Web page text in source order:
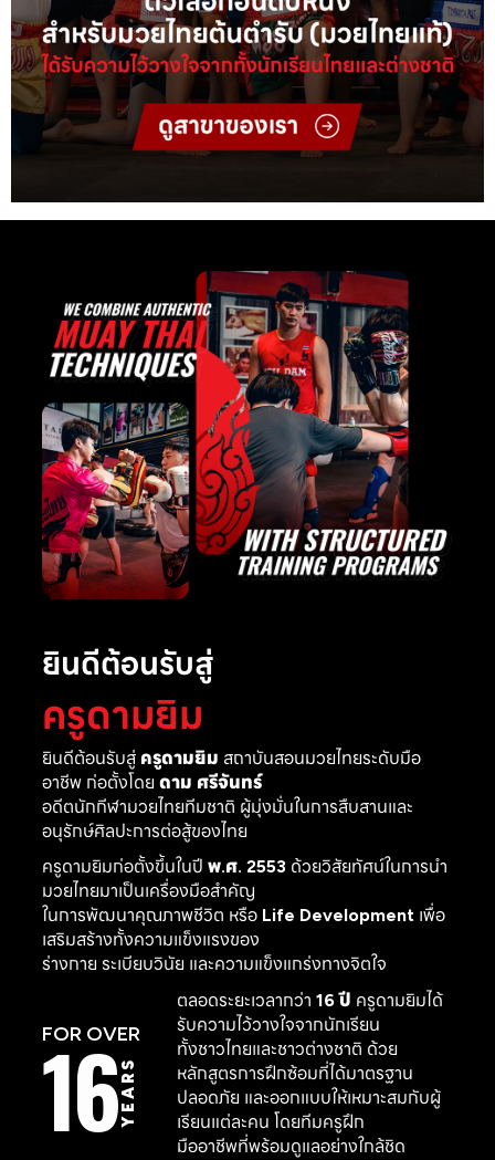
ยินดีต้อนรับสู่
ครูดามยิม
ยินดีต้อนรับสู่ ครูดามยิม สถาบันสอนมวยไทยระดับมือ
อาชีพ ก่อตั้งโดย ดาม ศรีจันทร์
อดีตนักกีฬามวยไทยทีมชาติ ผู้มุ่งมั่นในการสืบสานและ
อนุรักษ์ศิลปะการต่อสู้ของไทย
ครูดามยิมก่อตั้งขึ้นในปี พ.ศ. 2553ด้วยวิสัยทัศน์ในการนำ
มวยไทยมาเป็นเครื่องมือสำคัญ
ในการพัฒนาคุณภาพชีวิต หรือ Life Developmentเพื่อ
เสริมสร้างทั้งความแข็งแรงของ
ร่างกาย ระเบียบวินัย และความแข็งแกร่งทางจิตใจ
FOR OVER
16YEARS
ตลอดระยะเวลากว่า 16 ปี ครูดามยิมได้
รับความไว้วางใจจากนักเรียน
ทั้งชาวไทยและชาวต่างชาติ ด้วย
หลักสูตรการฝึกซ้อมที่ได้มาตรฐาน
ปลอดภัย และออกแบบให้เหมาะสมกับผู้
เรียนแต่ละคน โดยทีมครูฝึก
มืออาชีพที่พร้อมดูแลอย่างใกล้ชิด